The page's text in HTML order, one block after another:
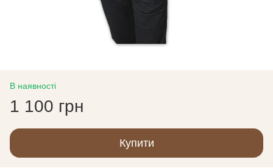
В наявності
1 100 грн
Купити